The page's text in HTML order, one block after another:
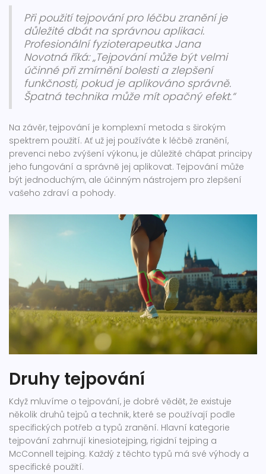
Při použití tejpování pro léčbu zranění je
důležité dbát na správnou aplikaci.
Profesionální fyzioterapeutka Jana
Novotná říká: „Tejpování může být velmi
účinné při zmírnění bolesti a zlepšení
funkčnosti, pokud je aplikováno správně.
Špatná technika může mít opačný efekt.“
Na závěr, tejpování je komplexní metoda s širokým
spektrem použití. Ať už jej používáte k léčbě zranění,
prevenci nebo zvýšení výkonu, je důležité chápat principy
jeho fungování a správně jej aplikovat. Tejpování může
být jednoduchým, ale účinným nástrojem pro zlepšení
vašeho zdraví a pohody.
Druhy tejpování
Když mluvíme o tejpování, je dobré vědět, že existuje
několik druhů tejpů a technik, které se používají podle
specifických potřeb a typů zranění. Hlavní kategorie
tejpování zahrnují kinesiotejping, rigidní tejping a
McConnell tejping. Každý z těchto typů má své výhody a
specifické použití.